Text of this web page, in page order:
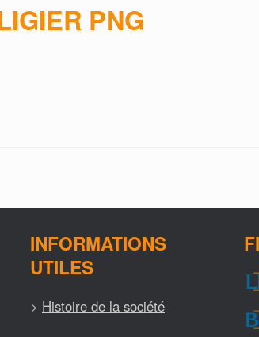
PNG
INFORMATIONS
UTILES
> Histoire de la société